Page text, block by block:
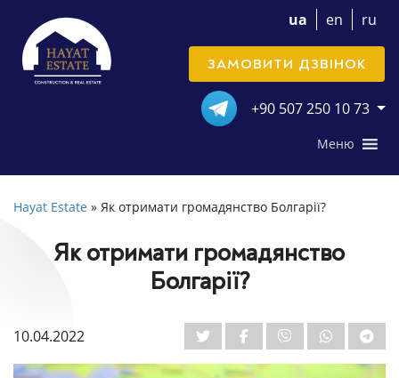
ua en ru
+90 507 250 10 73
ЗАМОВИТИ ДЗВІНОК
Меню
Hayat Estate » Як отримати громадянство Болгарії?
Як отримати громадянство
Болгарії?
10.04.2022